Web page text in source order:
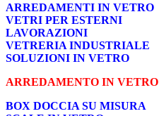
ARREDAMENTI IN VETRO
VETRI PER ESTERNI
LAVORAZIONI
VETRERIA INDUSTRIALE
SOLUZIONI IN VETRO
ARREDAMENTO IN VETRO
BOX DOCCIA SU MISURA